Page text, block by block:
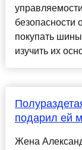
безопасности
покупать
изучить их
подарил ей
Жена